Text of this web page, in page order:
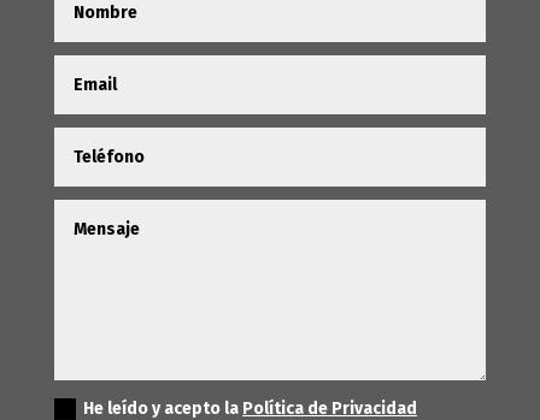
He leído y acepto la Política de Privacidad